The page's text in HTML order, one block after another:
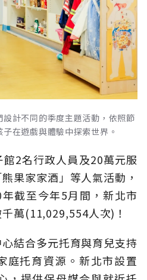
計不同的季度主題活動，依照節
在遊戲與體驗中探索世界。
2名行政人員及20萬元服
果家家酒」等人氣活動，
截至今年5月間，新北市
萬(11,029,554人次)！
結合多元托育與育兒支持
庭托育資源。新北市設置